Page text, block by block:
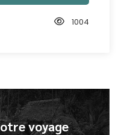
1004
voyage